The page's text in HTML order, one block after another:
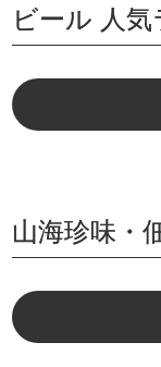
ビール 人
山海珍味・